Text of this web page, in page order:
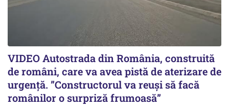
VIDEO Autostrada din România, construită
de români, care va avea pistă de aterizare de
urgență. ”Constructorul va reuși să facă
românilor o surpriză frumoasă”